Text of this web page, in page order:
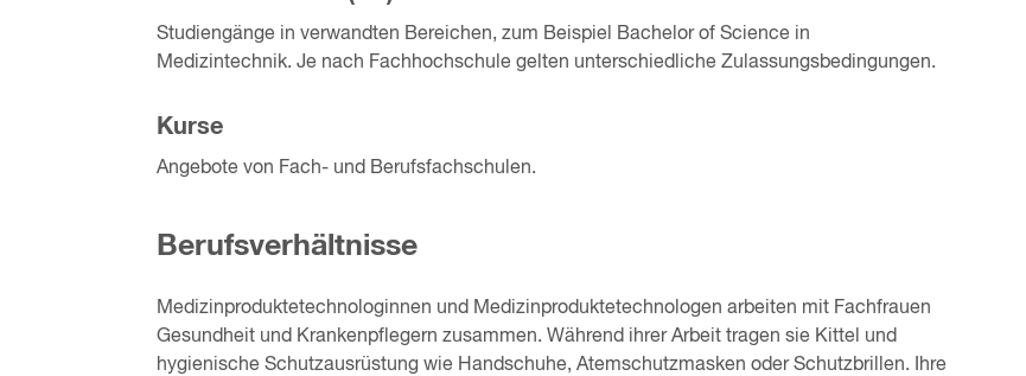
Studiengänge in verwandten Bereichen, zum Beispiel Bachelor of Science in
Medizintechnik. Je nach Fachhochschule gelten unterschiedliche Zulassungsbedingungen.
Kurse
Angebote von Fach- und Berufsfachschulen.
Berufsverhältnisse
Medizinproduktetechnologinnen und Medizinproduktetechnologen arbeiten mit Fachfrauen
Gesundheit und Krankenpflegern zusammen. Während ihrer Arbeit tragen sie Kittel und
hygienische Schutzausrüstung wie Handschuhe, Atemschutzmasken oder Schutzbrillen. Ihre